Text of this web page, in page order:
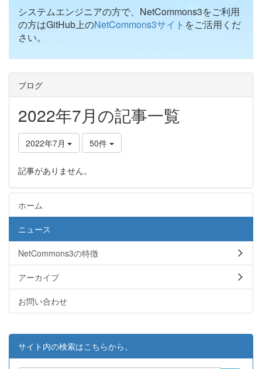
システムエンジニアの方で、NetCommons3をご利用
の方はGitHub上のNetCommons3サイト をご活用くだ
さい。
ブログ
2022年7月の記事一覧
2022年7月 50件
記事がありません。
ホーム
ニュース
NetCommons3の特徴
アーカイブ
お問い合わせ
サイト内の検索はこちらから。